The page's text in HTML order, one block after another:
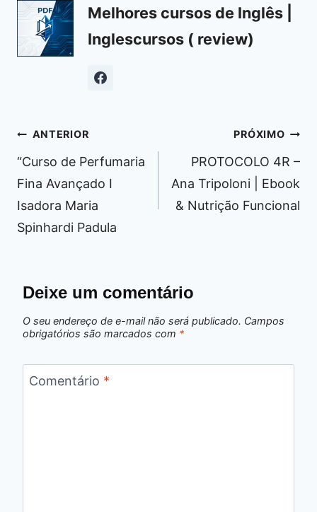
Melhores cursos de Inglês |
Inglescursos ( review)
Navegação
de
Post
ANTERIOR
“Curso de Perfumaria
Fina Avançado I
Isadora Maria
Spinhardi Padula
PRÓXIMO
PROTOCOLO 4R –
Ana Tripoloni | Ebook
& Nutrição Funcional
Deixe um comentário
O seu endereço de e-mail não será publicado. Campos
obrigatórios são marcados com *
Comentário *